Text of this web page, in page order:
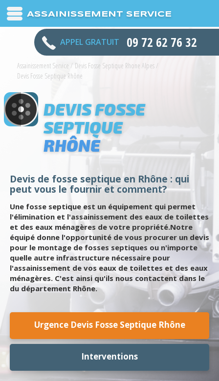
ASSAINISSEMENT SERVICE
APPEL GRATUIT 09 72 62 76 32
Assainissement Service / Devis Fosse Septique Rhone Alpes/
Devis Fosse Septique Rhône
DEVIS FOSSE
SEPTIQUE
RHÔNE
Devis de fosse septique en Rhône : qui
peut vous le fournir et comment?
Une fosse septique est un équipement qui permet
l'élimination et l'assainissement des eaux de toilettes
et des eaux ménagères de votre propriété.Notre
équipé donne l'opportunité de vous procurer un devis
pour le montage de fosses septiques ou n'importe
quelle autre infrastructure nécessaire pour
l'assainissement de vos eaux de toilettes et des eaux
ménagères. C'est ainsi qu'ils nous contactent dans le
du département Rhône.
Urgence Devis Fosse Septique Rhône
Interventions